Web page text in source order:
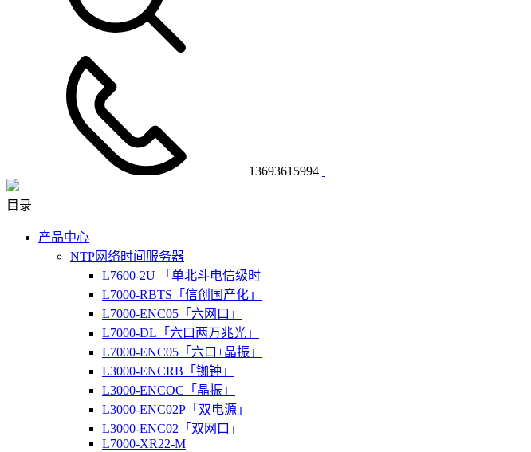
13693615994
目录
产品中心
NTP网络时间服务器
L7600-2U 「单北斗电信级时
L7000-RBTS「信创国产化」
L7000-ENC05「六网口」
L7000-DL「六口两万兆光」
L7000-ENC05「六口+晶振」
L3000-ENCRB「铷钟」
L3000-ENCOC「晶振」
L3000-ENC02P「双电源」
L3000-ENC02「双网口」
L7000-XR22-M